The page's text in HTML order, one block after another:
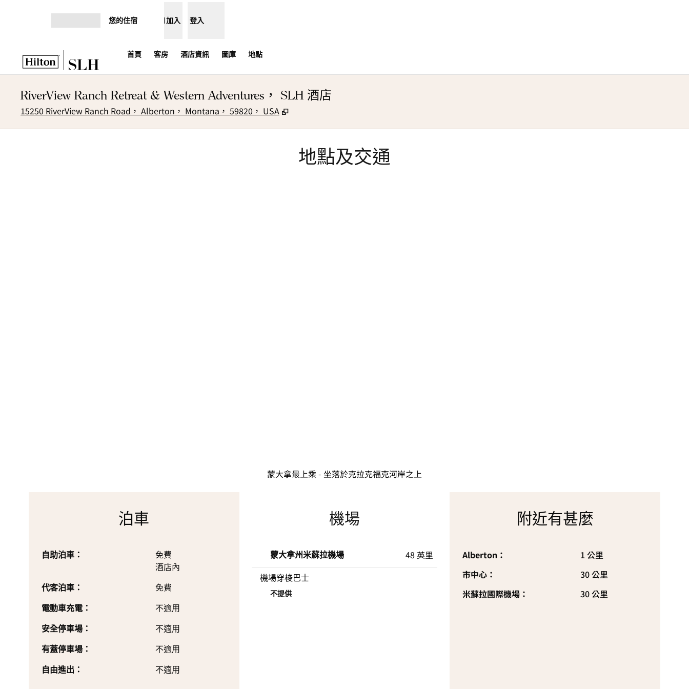
您的住宿 加入 登入
首頁 客房 酒店資訊 圖庫 地點
RiverView Ranch Retreat & Western Adventures， SLH 酒店
15250 RiverView Ranch Road， Alberton， Montana， 59820， USA ,
地點及交通
蒙大拿最上乘 - 坐落於克拉克福克河岸之上
泊車
自助泊車：
免費
酒店內
代客泊車： 免費
電動車充電： 不適用
安全停車場： 不適用
有蓋停車場： 不適用
自由進出： 不適用
機場
蒙大拿州米蘇拉機場 48 英里
機場穿梭巴士
不提供
附近有甚麼
Alberton：
1 公里
市中心：
30 公里
米蘇拉國際機場：
30 公里